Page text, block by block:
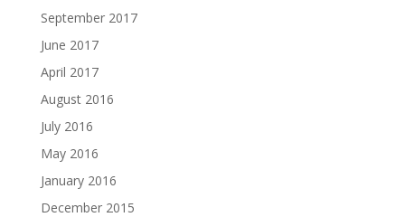
September 2017
June 2017
April 2017
August 2016
July 2016
May 2016
January 2016
December 2015